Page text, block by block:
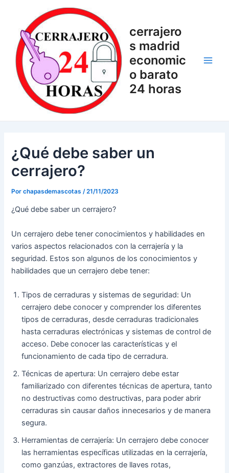
contenido
cerrajero
s madrid
economic
o barato
24 horas
¿Qué debe saber un
cerrajero?
Porchapasdemascotas/21/11/2023
¿Qué debe saber un cerrajero?
Un cerrajero debe tener conocimientos y habilidades en
varios aspectos relacionados con la cerrajería y la
seguridad. Estos son algunos de los conocimientos y
habilidades que un cerrajero debe tener:
Tipos de cerraduras y sistemas de seguridad: Un
cerrajero debe conocer y comprender los diferentes
tipos de cerraduras, desde cerraduras tradicionales
hasta cerraduras electrónicas y sistemas de control de
acceso. Debe conocer las características y el
funcionamiento de cada tipo de cerradura.
Técnicas de apertura: Un cerrajero debe estar
familiarizado con diferentes técnicas de apertura, tanto
no destructivas como destructivas, para poder abrir
cerraduras sin causar daños innecesarios y de manera
segura.
Herramientas de cerrajería: Un cerrajero debe conocer
las herramientas específicas utilizadas en la cerrajería,
como ganzúas, extractores de llaves rotas,
entradas